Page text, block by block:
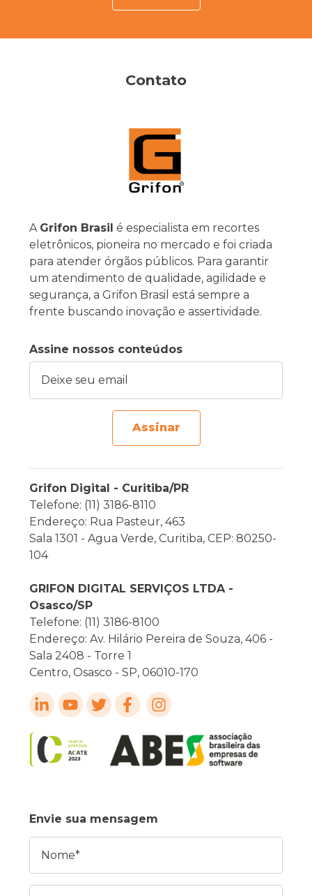
Contato
A Grifon Brasil é especialista em recortes
eletrônicos, pioneira no mercado e foi criada
para atender órgãos públicos. Para garantir
um atendimento de qualidade, agilidade e
segurança, a Grifon Brasil está sempre a
frente buscando inovação e assertividade.
Assine nossos conteúdos
Assinar
Grifon Digital - Curitiba/PR
Telefone: (11) 3186-8110
Endereço: Rua Pasteur, 463
Sala 1301 - Agua Verde, Curitiba, CEP: 80250-
104
GRIFON DIGITAL SERVIÇOS LTDA -
Osasco/SP
Telefone: (11) 3186-8100
Endereço: Av. Hilário Pereira de Souza, 406 -
Sala 2408 - Torre 1
Centro, Osasco - SP, 06010-170
Envie sua mensagem